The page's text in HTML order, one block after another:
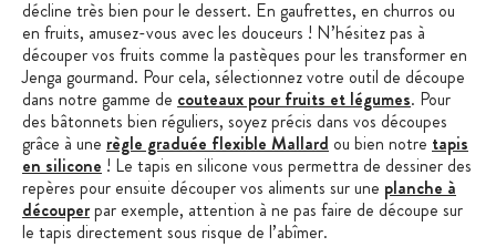
décline très bien pour le dessert. En gaufrettes, en churros ou
en fruits, amusez-vous avec les douceurs ! N’hésitez pas à
découper vos fruits comme la pastèques pour les transformer en
Jenga gourmand. Pour cela, sélectionnez votre outil de découpe
dans notre gamme de couteaux pour fruits et légumes. Pour
des bâtonnets bien réguliers, soyez précis dans vos découpes
grâce à une règle graduée flexible Mallard ou bien notre tapis
en silicone ! Le tapis en silicone vous permettra de dessiner des
repères pour ensuite découper vos aliments sur une planche à
découperpar exemple, attention à ne pas faire de découpe sur
le tapis directement sous risque de l’abîmer.